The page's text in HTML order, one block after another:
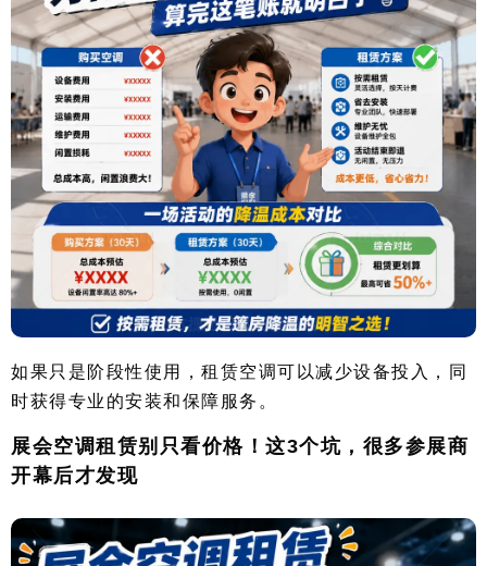
如果只是阶段性使用，租赁空调可以减少设备投入，同
时获得专业的安装和保障服务。
展会空调租赁别只看价格！这3个坑，很多参展商
开幕后才发现